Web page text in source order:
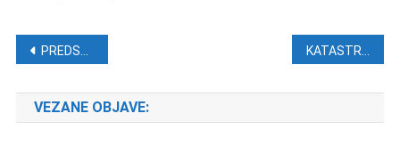
Navigacija objava
PREDSJEDNICA ZA SLOVENSKU TELEVIZIJU: Forsiranje ćirilice u Vukovaru otvara stare rane Hrvatima!
VEZANE OBJAVE: